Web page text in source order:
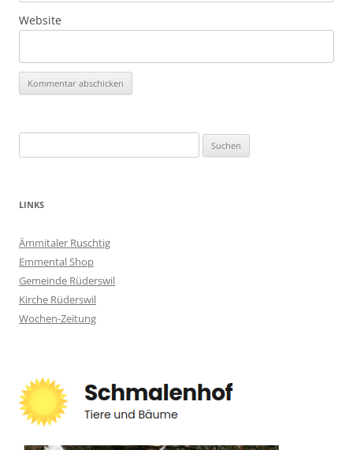
Website
nach:
LINKS
Ämmitaler Ruschtig
Emmental Shop
Gemeinde Rüderswil
Kirche Rüderswil
Wochen-Zeitung